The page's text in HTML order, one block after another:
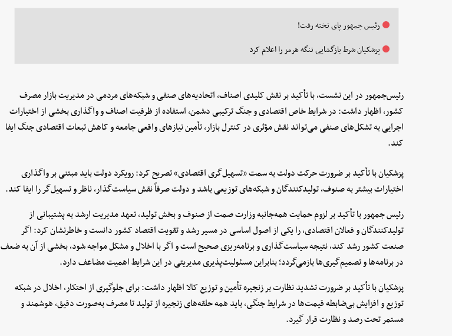
رئیس جمهور پای تخته رفت!
پزشکیان شرط بازگشایی تنگه هرمز را اعلام کرد
رئیس‌جمهور در این نشست، با تأکید بر نقش کلیدی اصناف، اتحادیه‌های صنفی و شبکه‌های مردمی در مدیریت بازار مصرف
کشور، اظهار داشت: در شرایط خاص اقتصادی و جنگ ترکیبی دشمن، استفاده از ظرفیت اصناف و واگذاری بخشی از اختیارات
اجرایی به تشکل‌های صنفی می‌تواند نقش مؤثری در کنترل بازار، تأمین نیازهای واقعی جامعه و کاهش تبعات اقتصادی جنگ ایفا
کند.
پزشکیان با تأکید بر ضرورت حرکت دولت به سمت «تسهیل‌گری اقتصادی» تصریح کرد: رویکرد دولت باید مبتنی بر واگذاری
اختیارات بیشتر به صنوف، تولیدکنندگان و شبکه‌های توزیعی باشد و دولت صرفاً نقش سیاست‌گذار، ناظر و تسهیل‌گر را ایفا کند.
رئیس جمهور با تأکید بر لزوم حمایت همه‌جانبه وزارت صمت از صنوف و بخش تولید، تعهد مدیریت ارشد به پشتیبانی از
تولیدکنندگان و فعالان اقتصادی، را یکی از اصول اساسی در مسیر رشد و تقویت اقتصاد کشور دانست و خاطرنشان کرد: اگر
صنعت کشور رشد کند، نتیجه سیاست‌گذاری و برنامه‌ریزی صحیح است و اگر با اخلال و مشکل مواجه شود، بخشی از آن به ضعف
در برنامه‌ها و تصمیم‌گیری‌ها بازمی‌گردد؛ بنابراین مسئولیت‌پذیری مدیریتی در این شرایط اهمیت مضاعف دارد.
پزشکیان با تأکید بر ضرورت تشدید نظارت بر زنجیره تأمین و توزیع کالا اظهار داشت: برای جلوگیری از احتکار، اخلال در شبکه
توزیع و افزایش بی‌ضابطه قیمت‌ها در شرایط جنگی، باید همه حلقه‌های زنجیره از تولید تا مصرف به‌صورت دقیق، هوشمند و
مستمر تحت رصد و نظارت قرار گیرد.